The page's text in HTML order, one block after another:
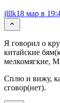
jlllk18 мар в
Я говорил о
китайские
мелкомягкие,
Сплю и вижу,
сговор(нет).